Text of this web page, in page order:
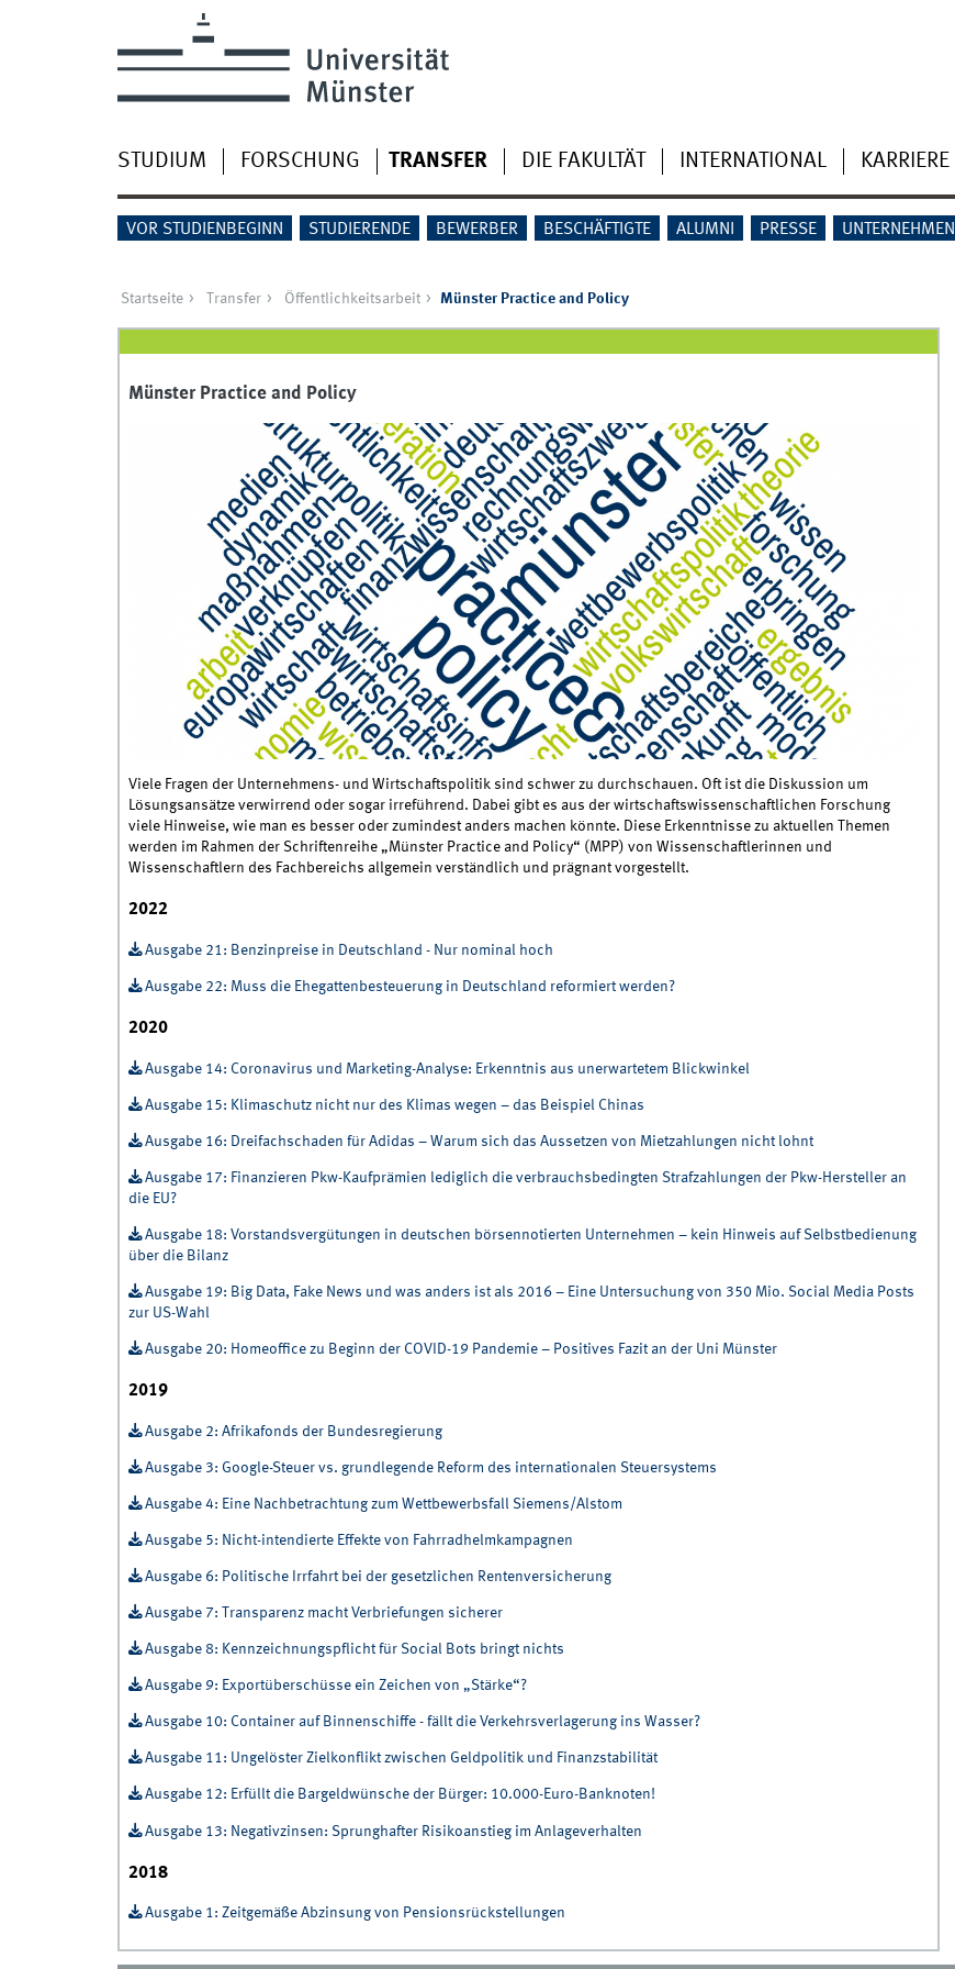
STUDIUM FORSCHUNG TRANSFER DIE FAKULTÄT INTERNATIONAL KARRIERE
VOR STUDIENBEGINN STUDIERENDE BEWERBER BESCHÄFTIGTE ALUMNI PRESSE UNTERNEHMEN
Startseite Transfer Öffentlichkeitsarbeit Münster Practice and Policy
Münster Practice and Policy
Viele Fragen der Unternehmens- und Wirtschaftspolitik sind schwer zu durchschauen. Oft ist die Diskussion um
Lösungsansätze verwirrend oder sogar irreführend. Dabei gibt es aus der wirtschaftswissenschaftlichen Forschung
viele Hinweise, wie man es besser oder zumindest anders machen könnte. Diese Erkenntnisse zu aktuellen Themen
werden im Rahmen der Schriftenreihe „Münster Practice and Policy“ (MPP) von Wissenschaftlerinnen und
Wissenschaftlern des Fachbereichs allgemein verständlich und prägnant vorgestellt.
2022
Ausgabe 21: Benzinpreise in Deutschland - Nur nominal hoch
Ausgabe 22: Muss die Ehegattenbesteuerung in Deutschland reformiert werden?
2020
Ausgabe 14: Coronavirus und Marketing-Analyse: Erkenntnis aus unerwartetem Blickwinkel
Ausgabe 15: Klimaschutz nicht nur des Klimas wegen – das Beispiel Chinas
Ausgabe 16: Dreifachschaden für Adidas – Warum sich das Aussetzen von Mietzahlungen nicht lohnt
Ausgabe 17: Finanzieren Pkw-Kaufprämien lediglich die verbrauchsbedingten Strafzahlungen der Pkw-Hersteller an
die EU?
Ausgabe 18: Vorstandsvergütungen in deutschen börsennotierten Unternehmen – kein Hinweis auf Selbstbedienung
über die Bilanz
Ausgabe 19: Big Data, Fake News und was anders ist als 2016 – Eine Untersuchung von 350 Mio. Social Media Posts
zur US-Wahl
Ausgabe 20: Homeoffice zu Beginn der COVID-19 Pandemie – Positives Fazit an der Uni Münster
2019
Ausgabe 2: Afrikafonds der Bundesregierung
Ausgabe 3: Google-Steuer vs. grundlegende Reform des internationalen Steuersystems
Ausgabe 4: Eine Nachbetrachtung zum Wettbewerbsfall Siemens/Alstom
Ausgabe 5: Nicht-intendierte Effekte von Fahrradhelmkampagnen
Ausgabe 6: Politische Irrfahrt bei der gesetzlichen Rentenversicherung
Ausgabe 7: Transparenz macht Verbriefungen sicherer
Ausgabe 8: Kennzeichnungspflicht für Social Bots bringt nichts
Ausgabe 9: Exportüberschüsse ein Zeichen von „Stärke“?
Ausgabe 10: Container auf Binnenschiffe - fällt die Verkehrsverlagerung ins Wasser?
Ausgabe 11: Ungelöster Zielkonflikt zwischen Geldpolitik und Finanzstabilität
Ausgabe 12: Erfüllt die Bargeldwünsche der Bürger: 10.000-Euro-Banknoten!
Ausgabe 13: Negativzinsen: Sprunghafter Risikoanstieg im Anlageverhalten
2018
Ausgabe 1: Zeitgemäße Abzinsung von Pensionsrückstellungen